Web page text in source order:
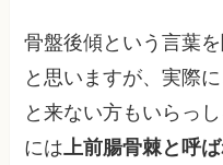
骨盤後傾という言葉
と思いますが、実際
と来ない方もいらっ
には上前腸骨棘と呼